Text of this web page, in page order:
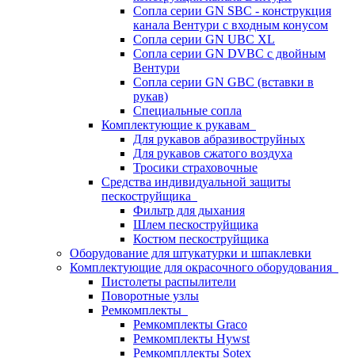
Сопла серии GN SBC - конструкция
канала Вентури c входным конусом
Сопла серии GN UBC XL
Сопла серии GN DVBC с двойным
Вентури
Сопла серии GN GBC (вставки в
рукав)
Специальные сопла
Комплектующие к рукавам
Для рукавов абразивоструйных
Для рукавов сжатого воздуха
Тросики страховочные
Средства индивидуальной защиты
пескоструйщика
Фильтр для дыхания
Шлем пескоструйщика
Костюм пескоструйщика
Оборудование для штукатурки и шпаклевки
Комплектующие для окрасочного оборудования
Пистолеты распылители
Поворотные узлы
Ремкомплекты
Ремкомплекты Graco
Ремкомплекты Hywst
Ремкомпллекты Sotex